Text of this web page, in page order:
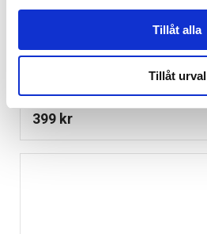
Tillåt alla
Tillåt urval
Bugaboo Cup Holder +
399 kr